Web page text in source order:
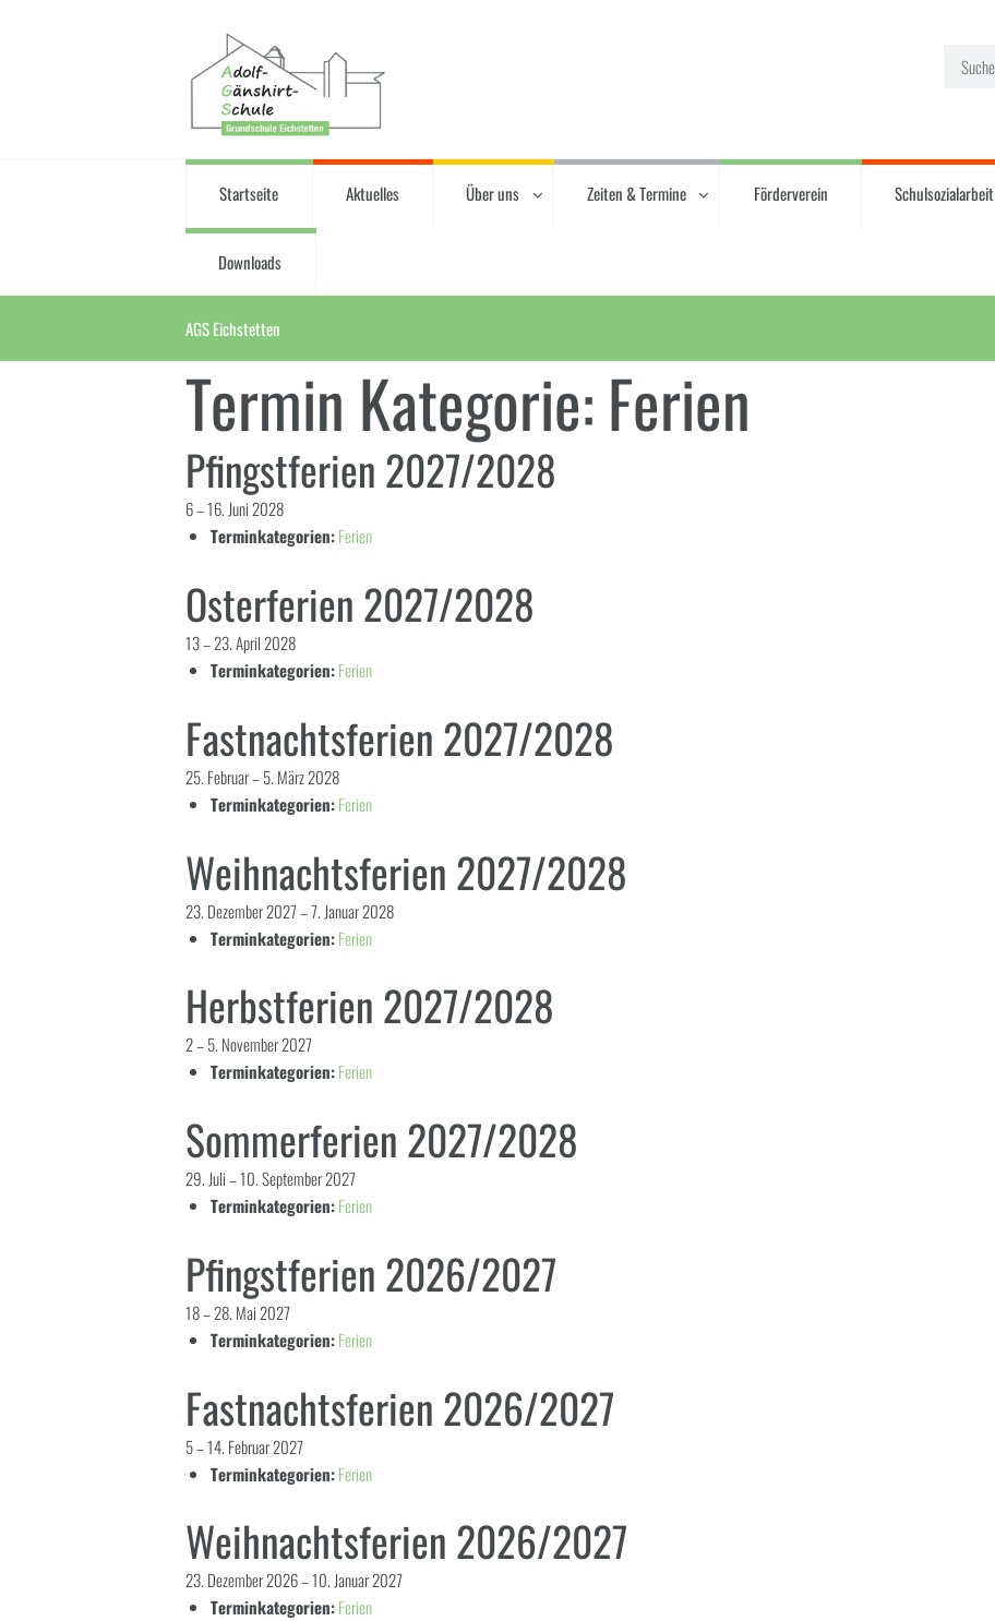
Startseite Aktuelles Über uns Zeiten & Termine Förderverein Schulsozialarbeit
Downloads
AGS Eichstetten
Termin Kategorie:Ferien
Pfingstferien 2027/2028
6–16. Juni 2028
Terminkategorien: Ferien
Osterferien 2027/2028
13–23. April 2028
Terminkategorien: Ferien
Fastnachtsferien 2027/2028
25. Februar–5. März 2028
Terminkategorien: Ferien
Weihnachtsferien 2027/2028
23. Dezember 2027–7. Januar 2028
Terminkategorien: Ferien
Herbstferien 2027/2028
2–5. November 2027
Terminkategorien: Ferien
Sommerferien 2027/2028
29. Juli–10. September 2027
Terminkategorien: Ferien
Pfingstferien 2026/2027
18–28. Mai 2027
Terminkategorien: Ferien
Fastnachtsferien 2026/2027
5–14. Februar 2027
Terminkategorien: Ferien
Weihnachtsferien 2026/2027
23. Dezember 2026–10. Januar 2027
Terminkategorien: Ferien